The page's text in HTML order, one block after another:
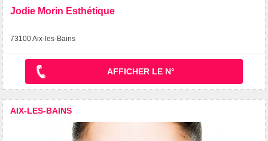
Jodie Morin Esthétique
73100 Aix-les-Bains
AFFICHER LE N°
AIX-LES-BAINS